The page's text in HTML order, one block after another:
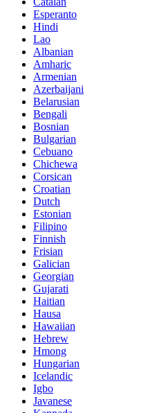
Esperanto
Hindi
Lao
Albanian
Amharic
Armenian
Azerbaijani
Belarusian
Bengali
Bosnian
Bulgarian
Cebuano
Chichewa
Corsican
Croatian
Dutch
Estonian
Filipino
Finnish
Frisian
Galician
Georgian
Gujarati
Haitian
Hausa
Hawaiian
Hebrew
Hmong
Hungarian
Icelandic
Igbo
Javanese